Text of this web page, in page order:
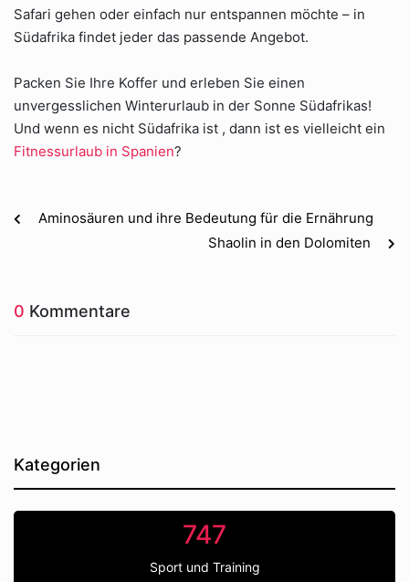
Safari gehen oder einfach nur entspannen möchte – in
Südafrika findet jeder das passende Angebot.
Packen Sie Ihre Koffer und erleben Sie einen
unvergesslichen Winterurlaub in der Sonne Südafrikas!
Und wenn es nicht Südafrika ist , dann ist es vielleicht ein
Fitnessurlaub in Spanien?
Aminosäuren und ihre Bedeutung für die Ernährung
Shaolin in den Dolomiten
0 Kommentare
Kategorien
747
Sport und Training